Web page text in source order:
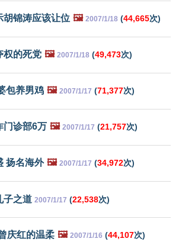
胡锦涛应该让位 🖼️ 2007/1/18 (44,665次)
权的死党 🖼️ 2007/1/18 (49,473次)
包养男鸡 🖼️ 2007/1/17 (71,377次)
门诊部6万 🖼️ 2007/1/17 (21,757次)
扬名海外 🖼️ 2007/1/17 (34,972次)
子之道 2007/1/17 (22,538次)
庆红的温柔 🖼️ 2007/1/16 (44,107次)